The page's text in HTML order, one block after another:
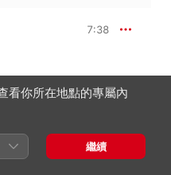
7:38
看你所在地點的專屬內
繼續